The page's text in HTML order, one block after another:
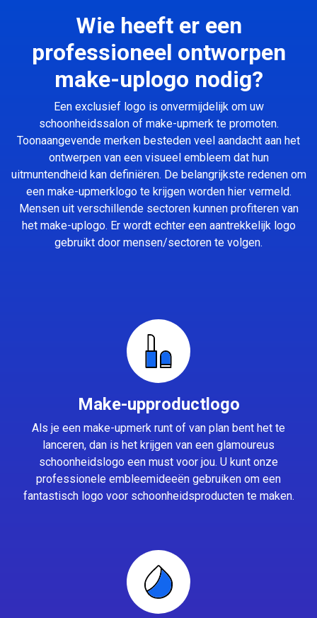
Wie heeft er een
professioneel ontworpen
make-uplogo nodig?
Een exclusief logo is onvermijdelijk om uw
schoonheidssalon of make-upmerk te promoten.
Toonaangevende merken besteden veel aandacht aan het
ontwerpen van een visueel embleem dat hun
uitmuntendheid kan definiëren. De belangrijkste redenen om
een make-upmerklogo te krijgen worden hier vermeld.
Mensen uit verschillende sectoren kunnen profiteren van
het make-uplogo. Er wordt echter een aantrekkelijk logo
gebruikt door mensen/sectoren te volgen.
Make-upproductlogo
Als je een make-upmerk runt of van plan bent het te
lanceren, dan is het krijgen van een glamoureus
schoonheidslogo een must voor jou. U kunt onze
professionele embleemideeën gebruiken om een
fantastisch logo voor schoonheidsproducten te maken.